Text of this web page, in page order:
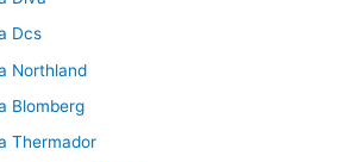
Dcs
Northland
Blomberg
Thermador